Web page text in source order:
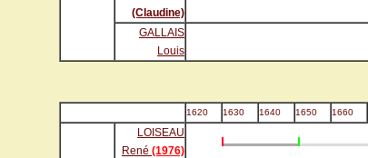
(Claudine)
GALLAIS
Louis
1620 1630 1640 1650 1660
LOISEAU
René (1976)